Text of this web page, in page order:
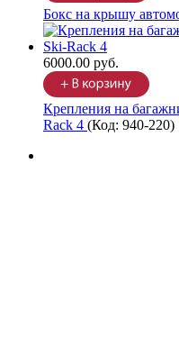
Бокс на крышу
6000.00 руб.
Крепления на
Rack 4 (Код: 940-220)